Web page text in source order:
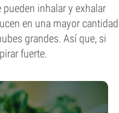
inhalar y exhalar
en una mayor cantidad
grandes. Así que, si
fuerte.